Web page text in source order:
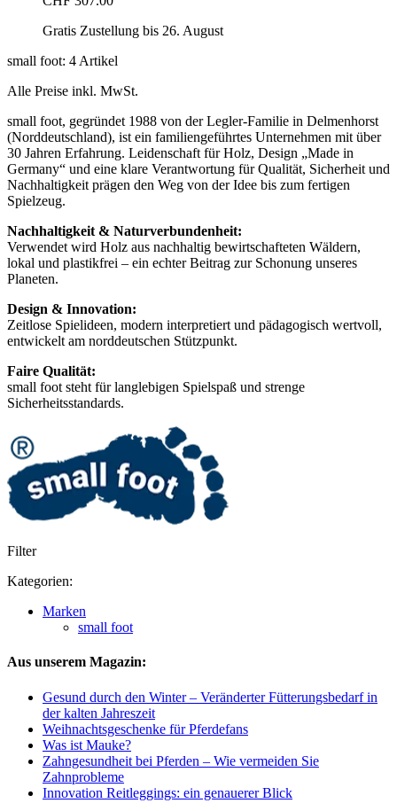
Gratis Zustellung bis 26. August
small foot: 4 Artikel
Alle Preise inkl. MwSt.
small foot, gegründet 1988 von der Legler-Familie in Delmenhorst
(Norddeutschland), ist ein familiengeführtes Unternehmen mit über
30 Jahren Erfahrung. Leidenschaft für Holz, Design „Made in
Germany“ und eine klare Verantwortung für Qualität, Sicherheit und
Nachhaltigkeit prägen den Weg von der Idee bis zum fertigen
Spielzeug.
Nachhaltigkeit & Naturverbundenheit:
Verwendet wird Holz aus nachhaltig bewirtschafteten Wäldern,
lokal und plastikfrei – ein echter Beitrag zur Schonung unseres
Planeten.
Design & Innovation:
Zeitlose Spielideen, modern interpretiert und pädagogisch wertvoll,
entwickelt am norddeutschen Stützpunkt.
Faire Qualität:
small foot steht für langlebigen Spielspaß und strenge
Sicherheitsstandards.
Filter
Kategorien:
Marken
small foot
Aus unserem Magazin:
Gesund durch den Winter – Veränderter Fütterungsbedarf in
der kalten Jahreszeit
Weihnachtsgeschenke für Pferdefans
Was ist Mauke?
Zahngesundheit bei Pferden – Wie vermeiden Sie
Zahnprobleme
Innovation Reitleggings: ein genauerer Blick